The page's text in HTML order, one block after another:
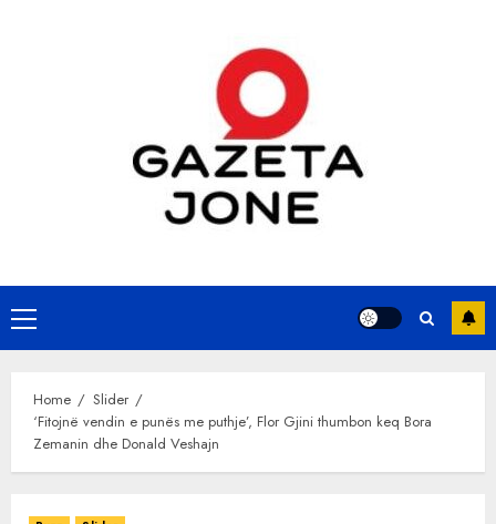
Primary
Menu
Home
Slider
‘Fitojnë vendin e punës me puthje’, Flor Gjini thumbon keq Bora
Zemanin dhe Donald Veshajn